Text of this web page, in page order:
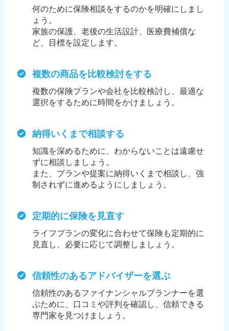
何のために保険相談をするのかを明確にしまし
ょう。
家族の保護、老後の生活設計、医療費補償な
ど、目標を設定します。
複数の商品を比較検討をする
複数の保険プランや会社を比較検討し、最適な
選択をするために時間をかけましょう。
納得いくまで相談する
知識を深めるために、わからないことは遠慮せ
ずに相談しましょう。
また、プランや提案に納得いくまで相談し、強
制されずに進めるようにしましょう。
定期的に保険を見直す
ライフプランの変化に合わせて保険も定期的に
見直し、必要に応じて調整しましょう。
信頼性のあるアドバイザーを選ぶ
信頼性のあるファイナンシャルプランナーを選
ぶために、 口コミや評判を確認し、信頼できる
専門家を見つけましょう。